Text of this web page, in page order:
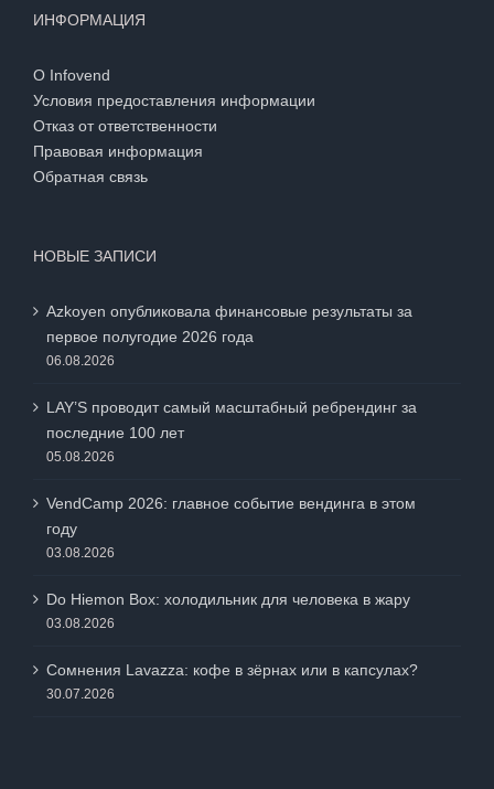
ИНФОРМАЦИЯ
О Infovend
Условия предоставления информации
Отказ от ответственности
Правовая информация
Обратная связь
НОВЫЕ ЗАПИСИ
Azkoyen опубликовала финансовые результаты за
первое полугодие 2026 года
06.08.2026
LAY’S проводит самый масштабный ребрендинг за
последние 100 лет
05.08.2026
VendCamp 2026: главное событие вендинга в этом
году
03.08.2026
Do Hiemon Box: холодильник для человека в жару
03.08.2026
Сомнения Lavazza: кофе в зёрнах или в капсулах?
30.07.2026